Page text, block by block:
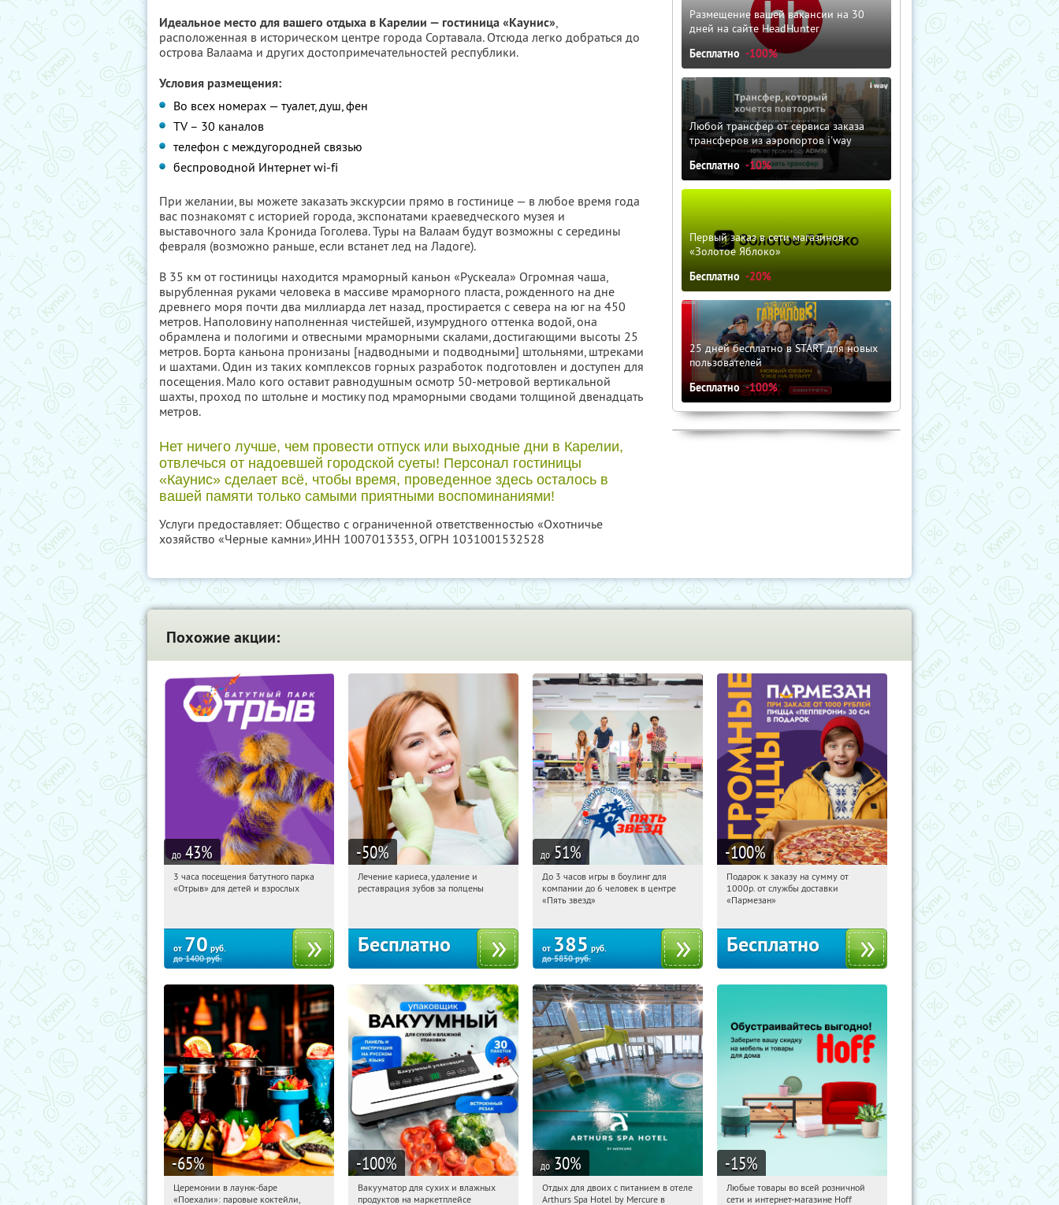
Идеальное место для вашего отдыха в Карелии — гостиница «Каунис»,
расположенная в историческом центре города Сортавала. Отсюда легко добраться до
острова Валаама и других достопримечательностей республики.
Условия размещения:
Во всех номерах — туалет, душ, фен
TV – 30 каналов
телефон с междугородней связью
беспроводной Интернет wi-fi
При желании, вы можете заказать экскурсии прямо в гостинице — в любое время года
вас познакомят с историей города, экспонатами краеведческого музея и
выставочного зала Кронида Гоголева. Туры на Валаам будут возможны с середины
февраля (возможно раньше, если встанет лед на Ладоге).
В 35 км от гостиницы находится мраморный каньон «Рускеала» Огромная чаша,
вырубленная руками человека в массиве мраморного пласта, рожденного на дне
древнего моря почти два миллиарда лет назад, простирается с севера на юг на 450
метров. Наполовину наполненная чистейшей, изумрудного оттенка водой, она
обрамлена и пологими и отвесными мраморными скалами, достигающими высоты 25
метров. Борта каньона пронизаны [надводными и подводными] штольнями, штреками
и шахтами. Один из таких комплексов горных разработок подготовлен и доступен для
посещения. Мало кого оставит равнодушным осмотр 50-метровой вертикальной
шахты, проход по штольне и мостику под мраморными сводами толщиной двенадцать
метров.
Нет ничего лучше, чем провести отпуск или выходные дни в Карелии,
отвлечься от надоевшей городской суеты! Персонал гостиницы
«Каунис» сделает всё, чтобы время, проведенное здесь осталось в
вашей памяти только самыми приятными воспоминаниями!
Услуги предоставляет: Общество с ограниченной ответственностью «Охотничье
хозяйство «Черные камни»,ИНН 1007013353, ОГРН 1031001532528
Размещение вашей вакансии на 30
дней на сайте HeadHunter
Бесплатно -100%
Любой трансфер от сервиса заказа
трансферов из аэропортов i'way
Бесплатно -10%
Первый заказ в сети магазинов
«Золотое Яблоко»
Бесплатно -20%
25 дней бесплатно в START для новых
пользователей
Бесплатно -100%
Похожие акции:
до 43%
04:54:00 Купили:202
3 часа посещения батутного парка
«Отрыв» для детей и взрослых
от 70 руб.
до1400руб.
-50%
04:54:00 Получили:
Лечение кариеса, удаление и
реставрация зубов за полцены
Бесплатно
до 51%
04:54:00 Купили:
Екатеринбург, Сибирский тракт
До 3 часов игры в боулинг для
компании до 6 человек в центре
«Пять звезд»
от 385 руб.
до5850руб.
-100%
04:54:00 Получили:
Екатеринбург, проспект Академика
Подарок к заказу на сумму от
1000р. от службы доставки
«Пармезан»
Бесплатно
-65%
04:54:00 Получили:
Церемонии в лаунж-баре
«Поехали»: паровые коктейли,
-100%
04:54:00 Получили:191
Вакууматор для сухих и влажных
продуктов на маркетплейсе
до 30%
04:54:00
Купи первым!
Отдых для двоих с питанием в отеле
Arthurs Spa Hotel by Mercure в
-15%
04:54:00 Получили:
Любые товары во всей розничной
сети и интернет-магазине Hoff